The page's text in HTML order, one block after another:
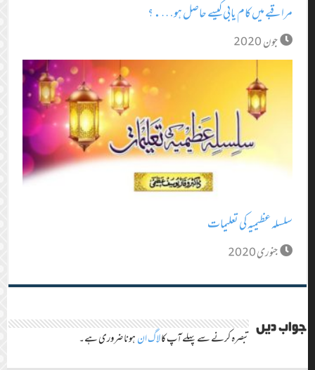
مراقبے میں کام یابی کیسے حاصل ہو….؟
جون 2020
سلسلہ عظیمیہ کی تعلیمات
جنوری 2020
جواب دیں تبصرہ کرنے سے پہلے آپ کالاگ انہونا ضروری ہے۔